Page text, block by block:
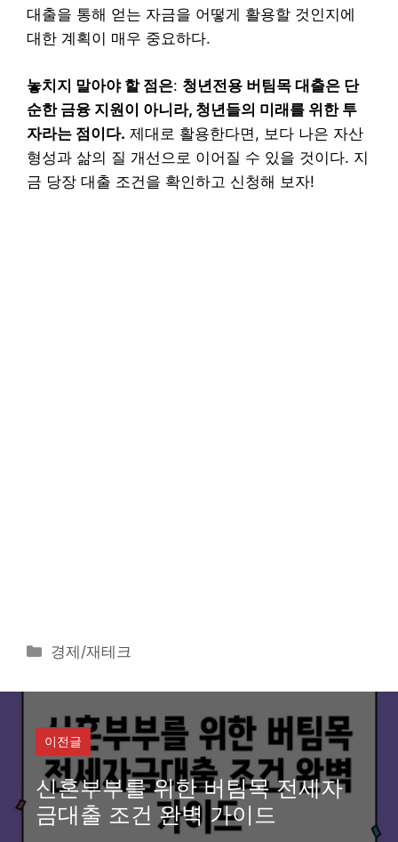
대출을 통해 얻는 자금을 어떻게 활용할 것인지에
대한 계획이 매우 중요하다.
놓치지 말아야 할 점은: 청년전용 버팀목 대출은 단
순한 금융 지원이 아니라, 청년들의 미래를 위한 투
자라는 점이다. 제대로 활용한다면, 보다 나은 자산
형성과 삶의 질 개선으로 이어질 수 있을 것이다. 지
금 당장 대출 조건을 확인하고 신청해 보자!
카
고
리
경제/재테크
이전글
신혼부부를 위한 버팀목 전세자
금대출 조건 완벽 가이드